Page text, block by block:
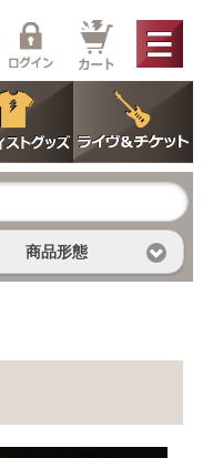
商品形態